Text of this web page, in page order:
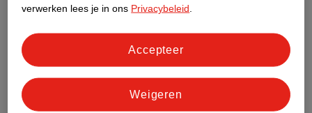
Last hebben van (nacht)angsten.
Wanneer je kind niet ziek is of er een andere lichamelijke oorzaak
is voor het mindere slapen, dan zit je waarschijnlijk in de
slaapregressie. Vaak valt deze samen met het laten vallen van
het middagdutje.
verwerken lees je in ons Privacybeleid
Weigeren
Accepteer